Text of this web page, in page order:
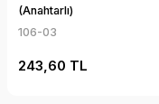
(Anahtarlı)
106-03
243,60 TL